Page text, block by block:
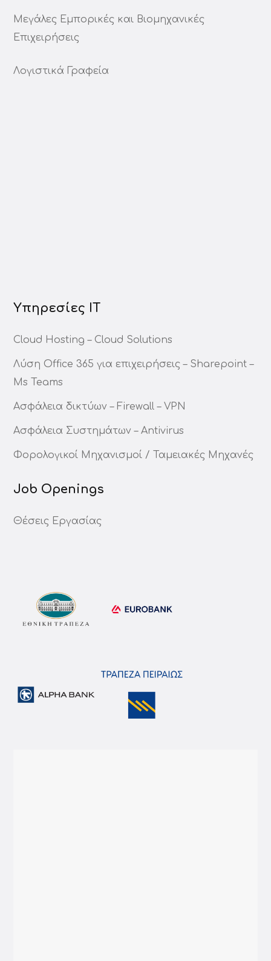
Μεγάλες Εμπορικές και Βιομηχανικές
Επιχειρήσεις
Λογιστικά Γραφεία
Υπηρεσίες ΙΤ
Cloud Hosting – Cloud Solutions
Λύση Office 365 για επιχειρήσεις – Sharepoint –
Ms Teams
Ασφάλεια δικτύων – Firewall – VPN
Ασφάλεια Συστημάτων – Antivirus
Φορολογικοί Μηχανισμοί / Ταμειακές Μηχανές
Job Openings
Θέσεις Εργασίας